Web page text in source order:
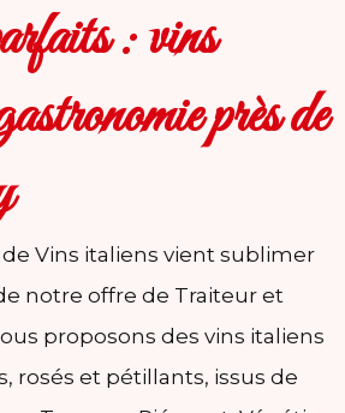
: vins
près de
Vins italiens vient sublimer
notre offre de Traiteur et
proposons des vins italiens
rosés et pétillants, issus de